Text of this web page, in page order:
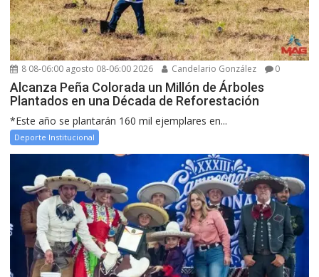
8 08-06:00 agosto 08-06:00 2026 Candelario González 0
Alcanza Peña Colorada un Millón de Árboles
Plantados en una Década de Reforestación
*Este año se plantarán 160 mil ejemplares en...
Deporte Institucional